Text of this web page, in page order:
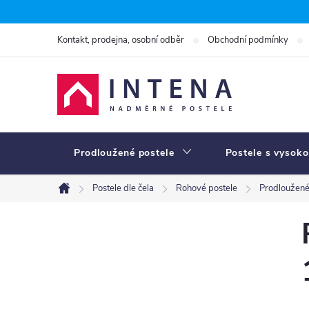
na
Kontakt, prodejna, osobní odběr Obchodní podmínky
Prodloužené postele Postele s
Domů
Postele dle čela Rohové postele